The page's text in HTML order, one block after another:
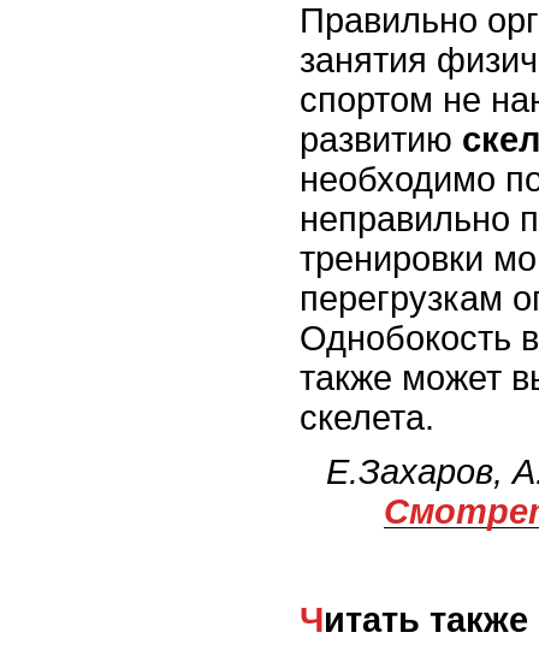
Правильно
занятия
спортом не
развитию
необходимо
неправильно
тренировки
перегрузкам
Однобокость
также может
скелета.
Е.Захаров,
Читать также